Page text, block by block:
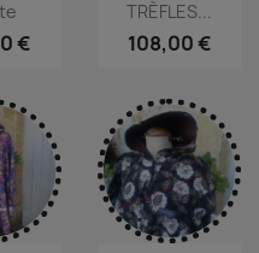
€
TRÈFLES...
108,00 €